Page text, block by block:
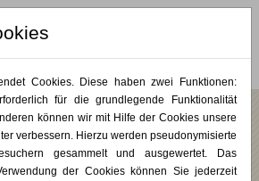
MERKLISTE (0)
F G H I J K L M N O P Q
Y Z
Cookies. Diese haben zwei Funktionen:
für die grundlegende Funktionalität
können wir mit Hilfe der Cookies unsere
verbessern. Hierzu werden pseudonymisierte
gesammelt und ausgewertet. Das
der Cookies können Sie jederzeit